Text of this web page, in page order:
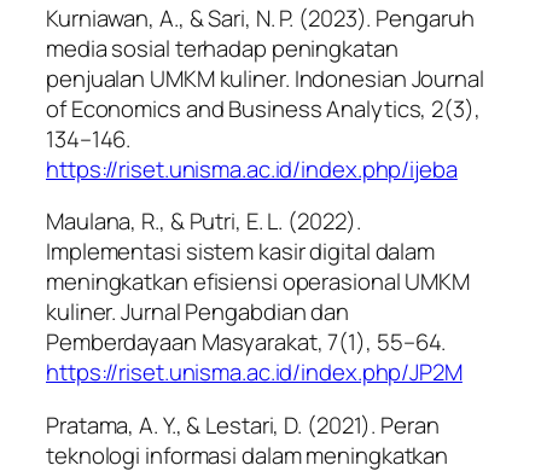
Kurniawan, A., & Sari, N. P. (2023). Pengaruh
media sosial terhadap peningkatan
penjualan UMKM kuliner. Indonesian Journal
of Economics and Business Analytics, 2(3),
134–146.
https://riset.unisma.ac.id/index.php/ijeba
Maulana, R., & Putri, E. L. (2022).
Implementasi sistem kasir digital dalam
meningkatkan efisiensi operasional UMKM
kuliner.Jurnal Pengabdian dan
Pemberdayaan Masyarakat, 7(1), 55–64.
https://riset.unisma.ac.id/index.php/JP2M
Pratama, A. Y., & Lestari, D. (2021). Peran
teknologi informasi dalam meningkatkan